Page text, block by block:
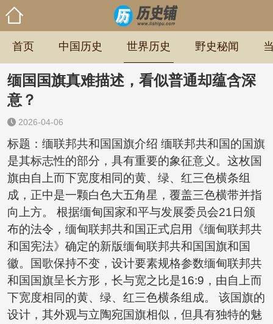
首页 中国历史 世界历史 野史秘闻
缅国国旗真难描述，看似普通却蕴含深
意？
2026-04-06
标题：缅联邦共和国国旗介绍 缅联邦共和国的国旗
是其标志性的部分，具有重要的象征意义。这枚国
旗由自上而下宽度相同的黄、绿、红三色横条组
成，正中是一颗白色大五角星，覆盖三色横带并指
向上方。 根据缅甸国家和平与发展委员会21日颁
布的法令，缅甸联邦共和国正式启用《缅甸联邦共
和国宪法》确定的新版缅甸联邦共和国国旗和国
徽。国歌保持不变，设计要素规格参数缅甸联邦共
和国国旗呈长方形，长与宽之比是16:9，由自上而
下宽度相同的黄、绿、红三色横条组成。 该国旗的
设计，其外观与立陶宛国旗相似，但具有独特的魅